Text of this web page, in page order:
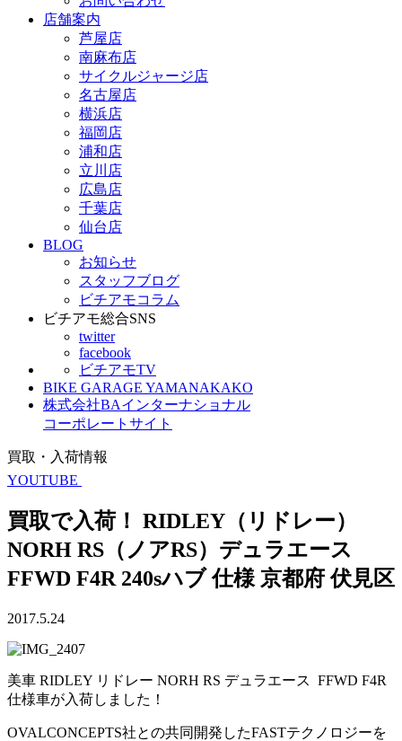
店舗案内
芦屋店
南麻布店
サイクルジャージ店
名古屋店
横浜店
福岡店
浦和店
立川店
広島店
千葉店
仙台店
BLOG
お知らせ
スタッフブログ
ビチアモコラム
ビチアモ総合SNS
twitter
facebook
ビチアモTV
BIKE GARAGE YAMANAKAKO
株式会社BAインターナショナル
コーポレートサイト
買取・入荷情報
YOUTUBE
買取で入荷！ RIDLEY（リドレー）
NORH RS（ノアRS）デュラエース
FFWD F4R 240sハブ 仕様 京都府 伏見区
2017.5.24
美車 RIDLEY リドレー NORH RS デュラエース FFWD F4R
仕様車が入荷しました！
OVALCONCEPTS社との共同開発したFASTテクノロジーを